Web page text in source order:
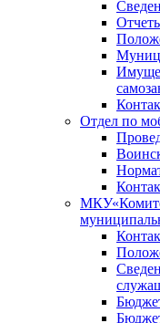
Отдел по